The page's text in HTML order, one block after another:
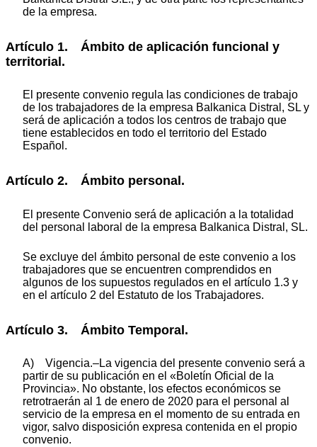
de la empresa.
Artículo 1. Ámbito de aplicación funcional y
territorial.
El presente convenio regula las condiciones de trabajo
de los trabajadores de la empresa Balkanica Distral, SL y
será de aplicación a todos los centros de trabajo que
tiene establecidos en todo el territorio del Estado
Español.
Artículo 2. Ámbito personal.
El presente Convenio será de aplicación a la totalidad
del personal laboral de la empresa Balkanica Distral, SL.
Se excluye del ámbito personal de este convenio a los
trabajadores que se encuentren comprendidos en
algunos de los supuestos regulados en el artículo 1.3 y
en el artículo 2 del Estatuto de los Trabajadores.
Artículo 3. Ámbito Temporal.
A) Vigencia.–La vigencia del presente convenio será a
partir de su publicación en el «Boletín Oficial de la
Provincia». No obstante, los efectos económicos se
retrotraerán al 1 de enero de 2020 para el personal al
servicio de la empresa en el momento de su entrada en
vigor, salvo disposición expresa contenida en el propio
convenio.